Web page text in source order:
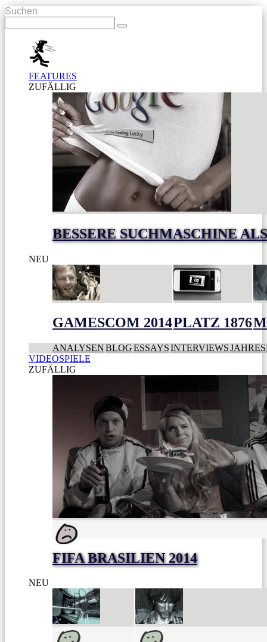
Suchen
FEATURES
ZUFÄLLIG
BESSERE SUCHMASCHINE
NEU
GAMESCOM 2014PLATZ 1876
ANALYSENBLOGESSAYSINTERVIEWS
VIDEOSPIELE
ZUFÄLLIG
FIFA BRASILIEN 2014
NEU